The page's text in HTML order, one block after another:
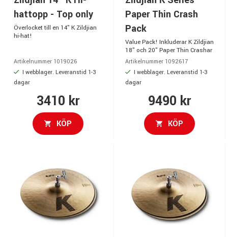
hattopp - Top only
Överlocket till en 14" K Zildjian
hi-hat!
Artikelnummer 1019026
I webblager. Leveranstid 1-3
dagar
3410 kr
KÖP
Paper Thin Crash
Pack
Value Pack! Inkluderar K Zildjian
18" och 20" Paper Thin Crashar
Artikelnummer 1092617
I webblager. Leveranstid 1-3
dagar
9490 kr
KÖP